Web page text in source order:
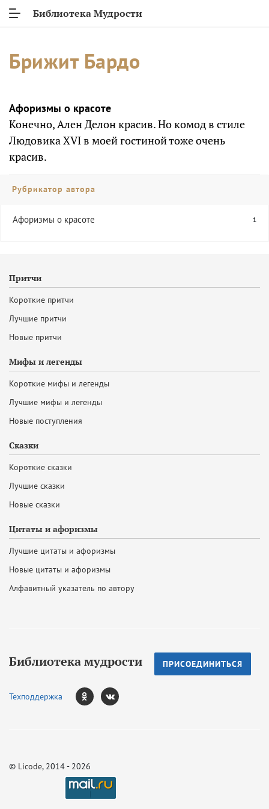
Библиотека Мудрости
Брижит Бардо
Афоризмы о красоте
Конечно, Ален Делон красив. Но комод в стиле
Людовика XVI в моей гостиной тоже очень
красив.
Рубрикатор автора
Афоризмы о красоте 1
Притчи
Короткие притчи
Лучшие притчи
Новые притчи
Мифы и легенды
Короткие мифы и легенды
Лучшие мифы и легенды
Новые поступления
Сказки
Короткие сказки
Лучшие сказки
Новые сказки
Цитаты и афоризмы
Лучшие цитаты и афоризмы
Новые цитаты и афоризмы
Алфавитный указатель по автору
Библиотека мудрости ПРИСОЕДИНИТЬСЯ
Техподдержка
© Licode, 2014 - 2026